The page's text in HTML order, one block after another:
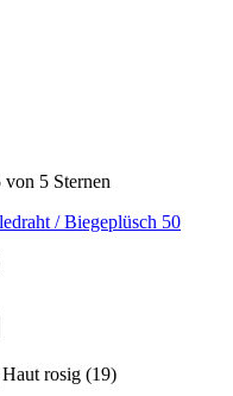
5 Sternen
/ Biegeplüsch 50